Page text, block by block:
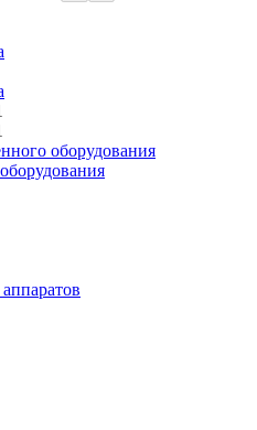
оборудования